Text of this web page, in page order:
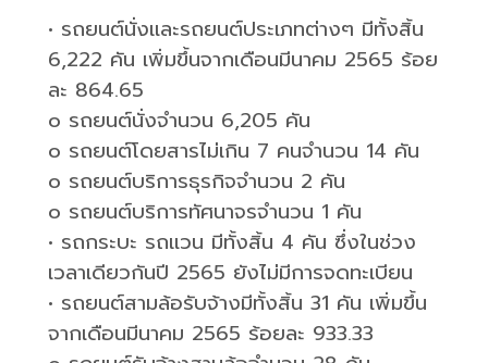
• รถยนต์นั่งและรถยนต์ประเภทต่างๆ มีทั้งสิ้น
6,222 คัน เพิ่มขึ้นจากเดือนมีนาคม 2565 ร้อย
ละ 864.65
o รถยนต์นั่งจำนวน 6,205 คัน
o รถยนต์โดยสารไม่เกิน 7 คนจำนวน 14 คัน
o รถยนต์บริการธุรกิจจำนวน 2 คัน
o รถยนต์บริการทัศนาจรจำนวน 1 คัน
• รถกระบะ รถแวน มีทั้งสิ้น 4 คัน ซึ่งในช่วง
เวลาเดียวกันปี 2565 ยังไม่มีการจดทะเบียน
• รถยนต์สามล้อรับจ้างมีทั้งสิ้น 31 คัน เพิ่มขึ้น
จากเดือนมีนาคม 2565 ร้อยละ 933.33